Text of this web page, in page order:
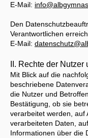
E-Mail:
Den
Verantwortlichen
E-Mail:
II. Rechte der
Mit Blick auf die
beschriebene
die Nutzer und
Bestätigung, ob sie
verarbeitet werden, auf
verarbeiteten Daten,
Informationen über die